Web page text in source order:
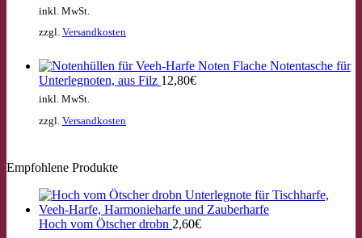
inkl. MwSt.
zzgl. Versandkosten
Flache Notentasche für
Unterlegnoten, aus Filz 12,80€
inkl. MwSt.
zzgl. Versandkosten
Empfohlene Produkte
Hoch vom Ötscher drobn 2,60€